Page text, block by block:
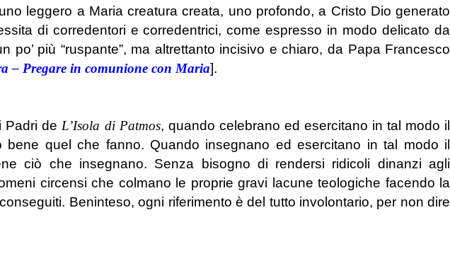
leggero a Maria creatura creata, uno profondo, a Cristo Dio generato
di corredentori e corredentrici, come espresso in modo delicato da
po’ più “ruspante”, ma altrettanto incisivo e chiaro, da Papa Francesco
– Pregare in comunione con Maria].
i Padri de L’Isola di Patmos, quando celebrano ed esercitano in tal modo il
bene quel che fanno. Quando insegnano ed esercitano in tal modo il
ciò che insegnano. Senza bisogno di rendersi ridicoli dinanzi agli
circensi che colmano le proprie gravi lacune teologiche facendo la
Beninteso, ogni riferimento è del tutto involontario, per non dire